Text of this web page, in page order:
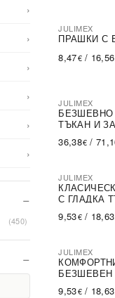
›
›
›
›
›
›
(450)
-40%
JULIMEX
ПРАШКИ С
8,47€/ 16,56
JULIMEX
ТЪКАН И
36,38€ /
JULIMEX
С ГЛАДКА
9,53€/ 18,63
JULIMEX
БЕЗШЕВЕН
9,53€/ 18,63